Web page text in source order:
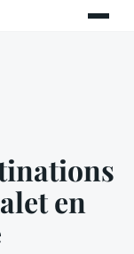
en